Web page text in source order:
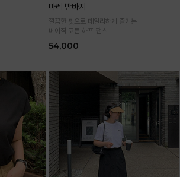
마레 반바지
깔끔한 핏으로 데일리하게 즐기는
베이직 코튼 하프 팬츠
54,000